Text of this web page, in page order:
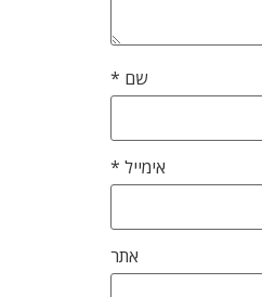
שם *
אימייל *
אתר